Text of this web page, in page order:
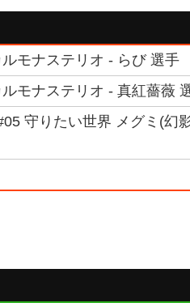
モナステリオ - らび 選手
モナステリオ - 真紅薔薇
守りたい世界 メグミ(幻